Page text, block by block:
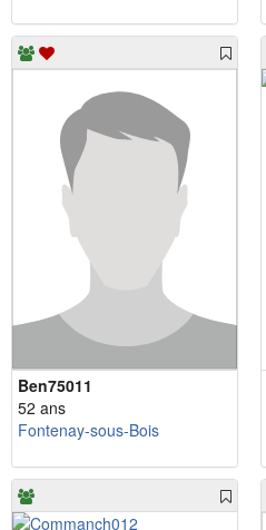
Ben75011
52 ans
Fontenay-sous-Bois